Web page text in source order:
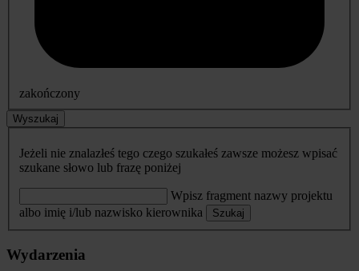
zakończony
Wyszukaj
Jeżeli nie znalazłeś tego czego szukałeś zawsze możesz wpisać
szukane słowo lub frazę poniżej
Wpisz fragment nazwy projektu
albo imię i/lub nazwisko kierownika
Szukaj
Wydarzenia